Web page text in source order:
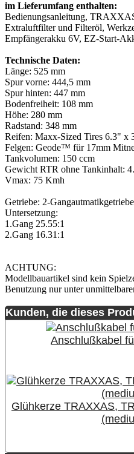
im Lieferumfang enthalten:
Bedienungsanleitung,
Extraluftfilter und Filteröl,
Empfängerakku 6V, EZ-Start-
Technische Daten:
Länge: 525 mm
Spur vorne: 444,5 mm
Spur hinten: 447 mm
Bodenfreiheit: 108 mm
Höhe: 280 mm
Radstand: 348 mm
Reifen: Maxx-Sized Tires 6.3" x
Felgen: Geode™ für 17mm
Tankvolumen: 150 ccm
Gewicht RTR ohne Tankinhalt:
Vmax: 75 Kmh
Getriebe: 2-
Untersetzung:
1.Gang 25.55:1
2.Gang 16.31:1
ACHTUNG:
Modellbauartikel sind kein
Benutzung nur unter
Kunden, die dieses
Anschlußkabel
Glühkerze TRAXXAS,